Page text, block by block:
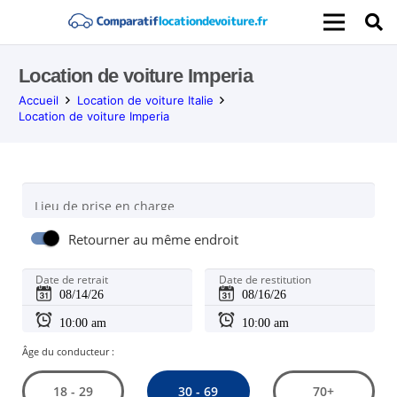
Location de voiture Imperia
Accueil
Location de voiture Italie
Location de voiture Imperia
Lieu de prise en charge
Retourner au même endroit
Date de retrait Date de restitution
Âge du conducteur :
18 - 29 30 - 69 70+